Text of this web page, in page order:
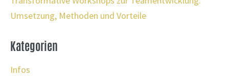
Umsetzung, Methoden und Vorteile
Kategorien
Infos